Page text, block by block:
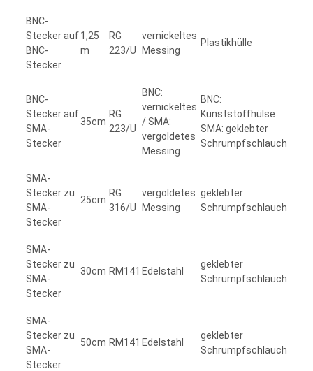
BNC-
Stecker auf
BNC-
Stecker
1,25
m
RG
223/U
vernickeltes
Messing
Plastikhülle
BNC-
Stecker auf
SMA-
Stecker
35cm
RG
223/U
BNC:
vernickeltes
/ SMA:
vergoldetes
Messing
BNC:
Kunststoffhülse
SMA: geklebter
Schrumpfschlauch
SMA-
Stecker zu
SMA-
Stecker
25cm
RG
316/U
vergoldetes
Messing
geklebter
Schrumpfschlauch
SMA-
Stecker zu
SMA-
Stecker
30cm RM141 Edelstahl
geklebter
Schrumpfschlauch
SMA-
Stecker zu
SMA-
Stecker
50cm RM141 Edelstahl
geklebter
Schrumpfschlauch